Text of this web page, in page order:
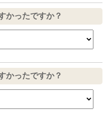
かったですか？
かったですか？